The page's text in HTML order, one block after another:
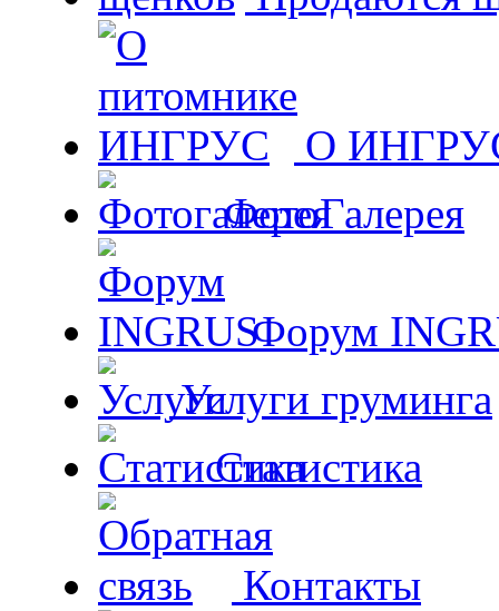
О
ФотоГалерея
Форум
Услуги груминга
Статистика
Контакты